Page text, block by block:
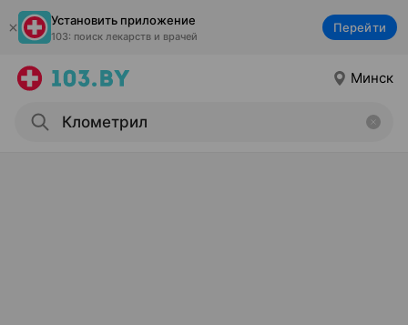
Установить приложение
103: поиск лекарств и врачей
Перейти
Минск